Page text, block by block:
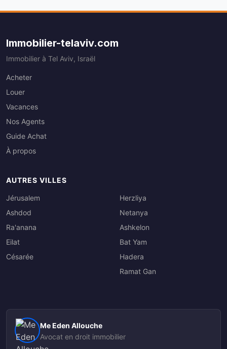
Immobilier-telaviv.com
Immobilier à Tel Aviv, Israël
Acheter
Louer
Vacances
Nos Agents
Guide Achat
À propos
AUTRES VILLES
Jérusalem
Ashdod
Ra'anana
Eilat
Césarée
Herzliya
Netanya
Ashkelon
Bat Yam
Hadera
Ramat Gan
Me Eden Allouche
Avocat en droit immobilier